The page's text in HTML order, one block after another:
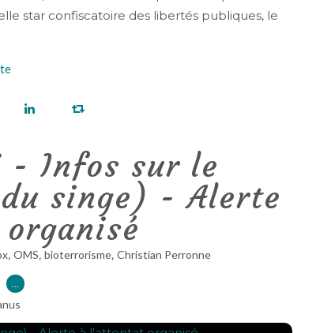
star confiscatoire des libertés publiques, le
Infos sur le
singe) - Alerte
, OMS, bioterrorisme, Christian Perronne
…